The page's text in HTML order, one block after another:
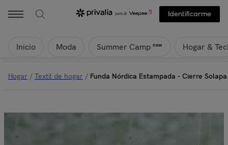
Identificarme
Inicio Moda Summer Camp new Hogar &
Hogar / Textil de hogar / Funda Nórdica Estampada - Cierre